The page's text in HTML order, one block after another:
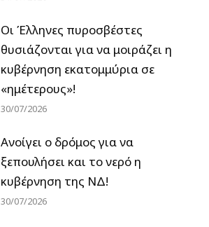
Οι Έλληνες πυροσβέστες
θυσιάζονται για να μοιράζει η
κυβέρνηση εκατομμύρια σε
«ημέτερους»!
30/07/2026
Ανοίγει ο δρόμος για να
ξεπουλήσει και το νερό η
κυβέρνηση της ΝΔ!
30/07/2026